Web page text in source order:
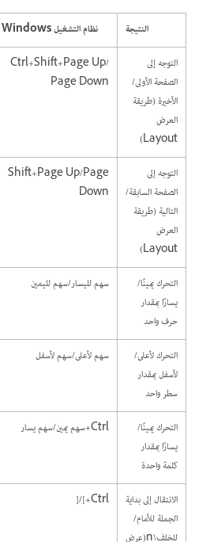
نظام التشغيل Windows
التوجه إلى
الصفحة الأولى/
الأخيرة (طريقة
Layout)
Ctrl+Shift+Page Up/
Page Down
التوجه إلى
الصفحة السابقة/
التالية (طريقة
Layout)
Shift+Page Up/Page
Down
التحرك يمينًا/
يسارًا بمقدار
حرف واحد
سهم لليسار/سهم لليمين
التحرك لأعلى/
لأسفل بمقدار
سطر واحد
سهم لأعلى/سهم لأسفل
التحرك يمينًا/
يسارًا بمقدار
كلمة واحدة
الانتقال إلى بداية
الجملة للأمام/
للخلف\n(عرض
Ctrl+]/[